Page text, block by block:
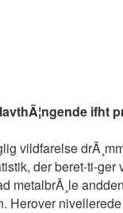
ifht
vildfarelse
der beret-ti-ger
metalbrÃ¸le
Herover